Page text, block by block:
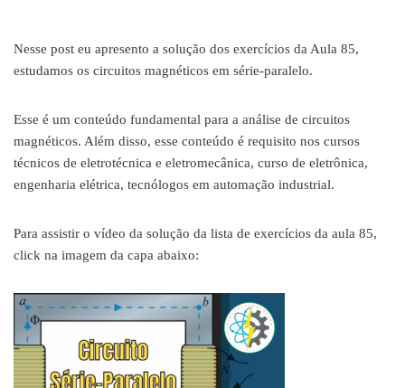
Nesse post eu apresento a solução dos exercícios da Aula 85,
estudamos os circuitos magnéticos em série-paralelo.
Esse é um conteúdo fundamental para a análise de circuitos
magnéticos. Além disso, esse conteúdo é requisito nos cursos
técnicos de eletrotécnica e eletromecânica, curso de eletrônica,
engenharia elétrica, tecnólogos em automação industrial.
Para assistir o vídeo da solução da lista de exercícios da aula 85,
click na imagem da capa abaixo: